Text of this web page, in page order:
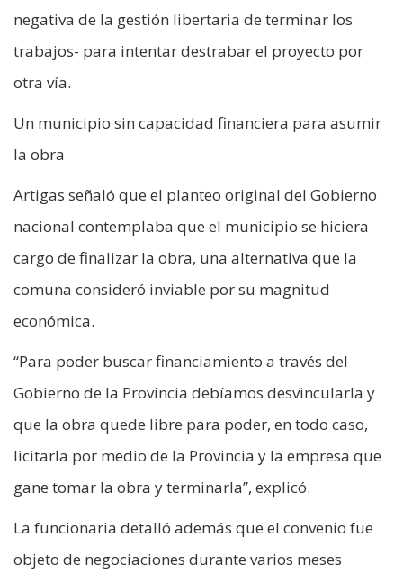
negativa de la gestión libertaria de terminar los
trabajos- para intentar destrabar el proyecto por
otra vía.
Un municipio sin capacidad financiera para asumir
la obra
Artigas señaló que el planteo original del Gobierno
nacional contemplaba que el municipio se hiciera
cargo de finalizar la obra, una alternativa que la
comuna consideró inviable por su magnitud
económica.
“Para poder buscar financiamiento a través del
Gobierno de la Provincia debíamos desvincularla y
que la obra quede libre para poder, en todo caso,
licitarla por medio de la Provincia y la empresa que
gane tomar la obra y terminarla”, explicó.
La funcionaria detalló además que el convenio fue
objeto de negociaciones durante varios meses